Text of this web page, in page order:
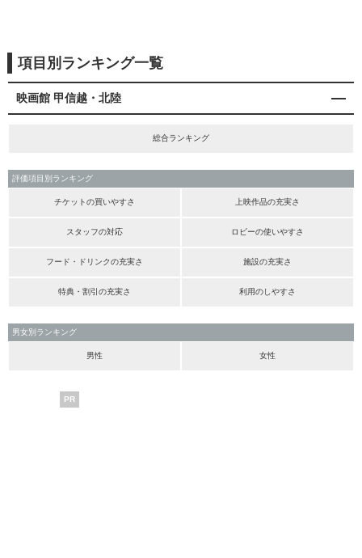
項目別ランキング一覧
映画館 甲信越・北陸
総合ランキング
評価項目別ランキング
チケットの買いやすさ 上映作品の充実さ
スタッフの対応 ロビーの使いやすさ
フード・ドリンクの充実さ 施設の充実さ
特典・割引の充実さ 利用のしやすさ
男女別ランキング
男性 女性
PR